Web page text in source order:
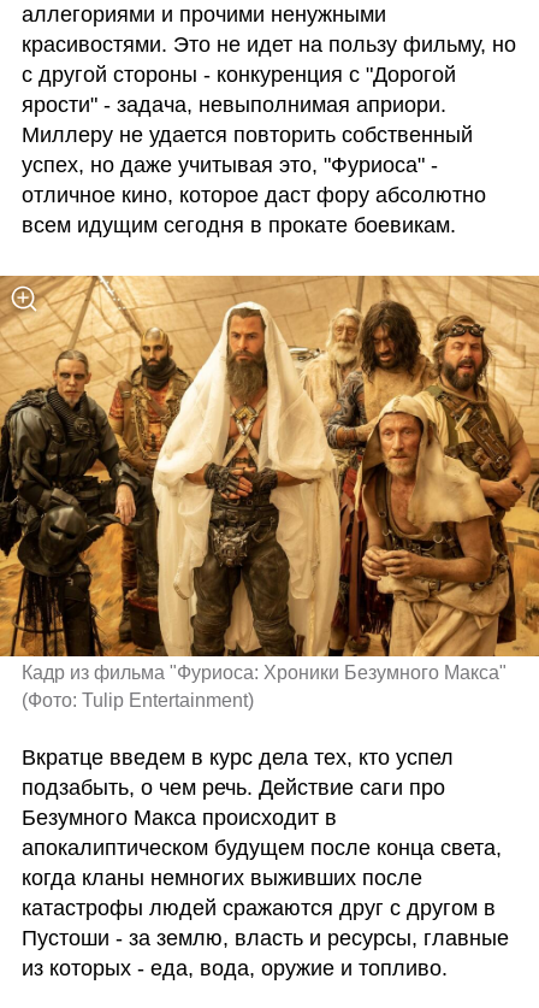
аллегориями и прочими ненужными
красивостями. Это не идет на пользу фильму, но
с другой стороны - конкуренция с "Дорогой
ярости" - задача, невыполнимая априори.
Миллеру не удается повторить собственный
успех, но даже учитывая это, "Фуриоса" -
отличное кино, которое даст фору абсолютно
всем идущим сегодня в прокате боевикам.
(Фото: Tulip Entertainment)
Вкратце введем в курс дела тех, кто успел
подзабыть, о чем речь. Действие саги про
Безумного Макса происходит в
апокалиптическом будущем после конца света,
когда кланы немногих выживших после
катастрофы людей сражаются друг с другом в
Пустоши - за землю, власть и ресурсы, главные
из которых - еда, вода, оружие и топливо.